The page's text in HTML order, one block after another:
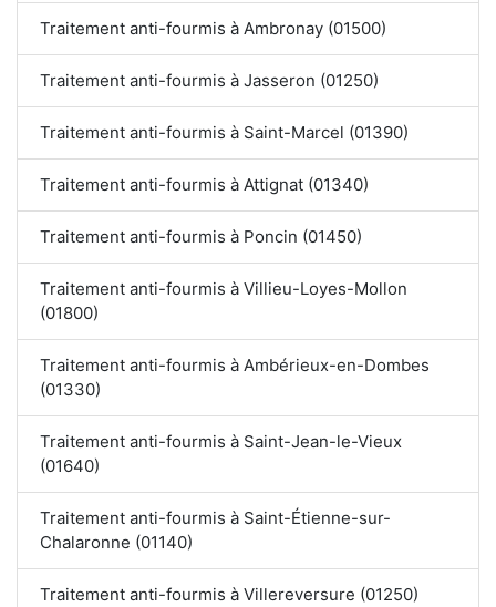
Traitement anti-fourmis à Ambronay (01500)
Traitement anti-fourmis à Jasseron (01250)
Traitement anti-fourmis à Saint-Marcel (01390)
Traitement anti-fourmis à Attignat (01340)
Traitement anti-fourmis à Poncin (01450)
Traitement anti-fourmis à Villieu-Loyes-Mollon
(01800)
Traitement anti-fourmis à Ambérieux-en-Dombes
(01330)
Traitement anti-fourmis à Saint-Jean-le-Vieux
(01640)
Traitement anti-fourmis à Saint-Étienne-sur-
Chalaronne (01140)
Traitement anti-fourmis à Villereversure (01250)